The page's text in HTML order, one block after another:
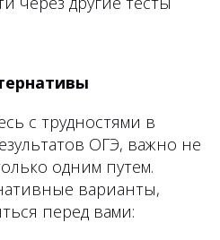
с трудностями в
ОГЭ, важно не
одним путем.
варианты,
перед вами: